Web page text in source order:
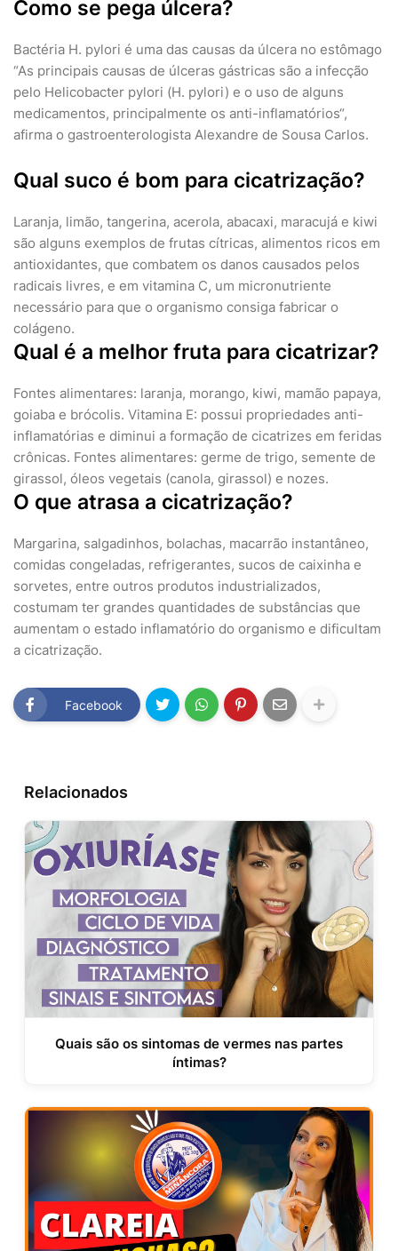
Como se pega úlcera?
Bactéria H. pylori é uma das causas da úlcera no estômago
“As principais causas de úlceras gástricas são a infecção
pelo Helicobacter pylori (H. pylori) e o uso de alguns
medicamentos, principalmente os anti-inflamatórios“,
afirma o gastroenterologista Alexandre de Sousa Carlos.
Qual suco é bom para cicatrização?
Laranja, limão, tangerina, acerola, abacaxi, maracujá e kiwi
são alguns exemplos de frutas cítricas, alimentos ricos em
antioxidantes, que combatem os danos causados pelos
radicais livres, e em vitamina C, um micronutriente
necessário para que o organismo consiga fabricar o
colágeno.
Qual é a melhor fruta para cicatrizar?
Fontes alimentares: laranja, morango, kiwi, mamão papaya,
goiaba e brócolis. Vitamina E: possui propriedades anti-
inflamatórias e diminui a formação de cicatrizes em feridas
crônicas. Fontes alimentares: germe de trigo, semente de
girassol, óleos vegetais (canola, girassol) e nozes.
O que atrasa a cicatrização?
Margarina, salgadinhos, bolachas, macarrão instantâneo,
comidas congeladas, refrigerantes, sucos de caixinha e
sorvetes, entre outros produtos industrializados,
costumam ter grandes quantidades de substâncias que
aumentam o estado inflamatório do organismo e dificultam
a cicatrização.
Facebook
Relacionados
Quais são os sintomas de vermes nas partes
íntimas?